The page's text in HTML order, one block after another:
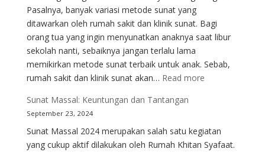
Negara
Pasalnya, banyak variasi metode sunat yang
ditawarkan oleh rumah sakit dan klinik sunat. Bagi
orang tua yang ingin menyunatkan anaknya saat libur
sekolah nanti, sebaiknya jangan terlalu lama
memikirkan metode sunat terbaik untuk anak. Sebab,
rumah sakit dan klinik sunat akan… Read more:
Sunat:
Laser
Sunat Massal: Keuntungan dan Tantangan
September 23, 2024
Sunat Massal 2024 merupakan salah satu kegiatan
yang cukup aktif dilakukan oleh Rumah Khitan Syafaat.